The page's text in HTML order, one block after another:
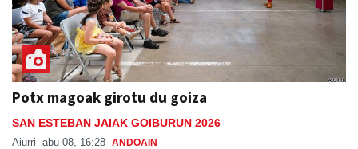
Potx magoak girotu du goiza
SAN ESTEBAN JAIAK GOIBURUN 2026
Aiurri abu 08, 16:28 ANDOAIN